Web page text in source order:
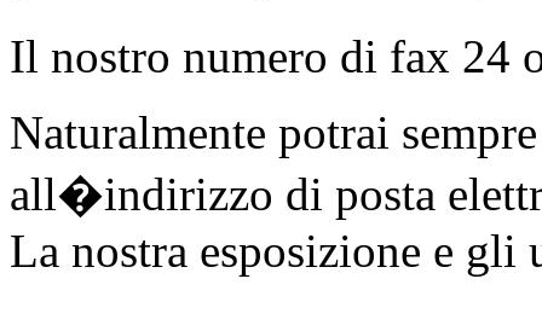
Il nostro numero di fax 24
Naturalmente potrai
all�indirizzo di posta
La nostra esposizione e